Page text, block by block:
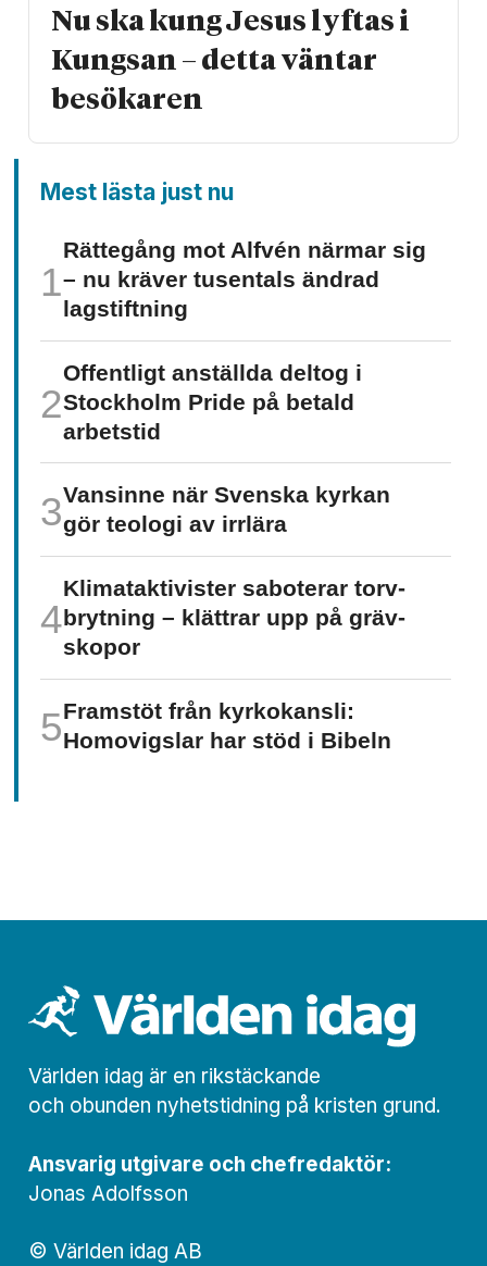
Nu ska kung Jesus lyftas i
Kungsan – detta väntar
besökaren
Mest lästa just nu
Rättegång mot Alfvén närmar sig
– nu kräver tusentals ändrad
lagstiftning
Offentligt anställda deltog i
Stockholm Pride på betald
arbetstid
Vansinne när Svenska kyrkan
gör teologi av irrlära
Klimat­aktivister saboterar torv­
brytning – klättrar upp på gräv­
skopor
Framstöt från kyrkokansli:
Homo­vigslar har stöd i Bibeln
Världen idag är en rikstäckande
och obunden nyhets­­­tidning på kristen grund.
Ansvarig utgivare och chef­redaktör:
Jonas Adolfsson
© Världen idag AB